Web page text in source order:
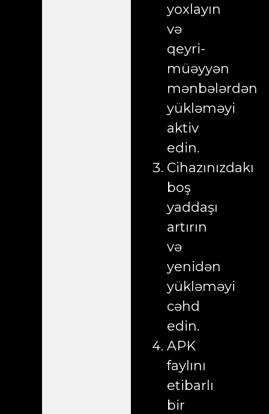
yoxlayın
və
qeyri-
müəyyən
mənbələrdən
yükləməyi
aktiv
edin.
Cihazınızdakı
boş
yaddaşı
artırın
və
yenidən
yükləməyi
cəhd
edin.
APK
faylını
etibarlı
bir